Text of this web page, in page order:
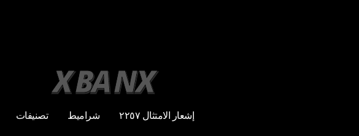
إشعار الامتثال ٢٢٥٧ شراميط تصنيفات